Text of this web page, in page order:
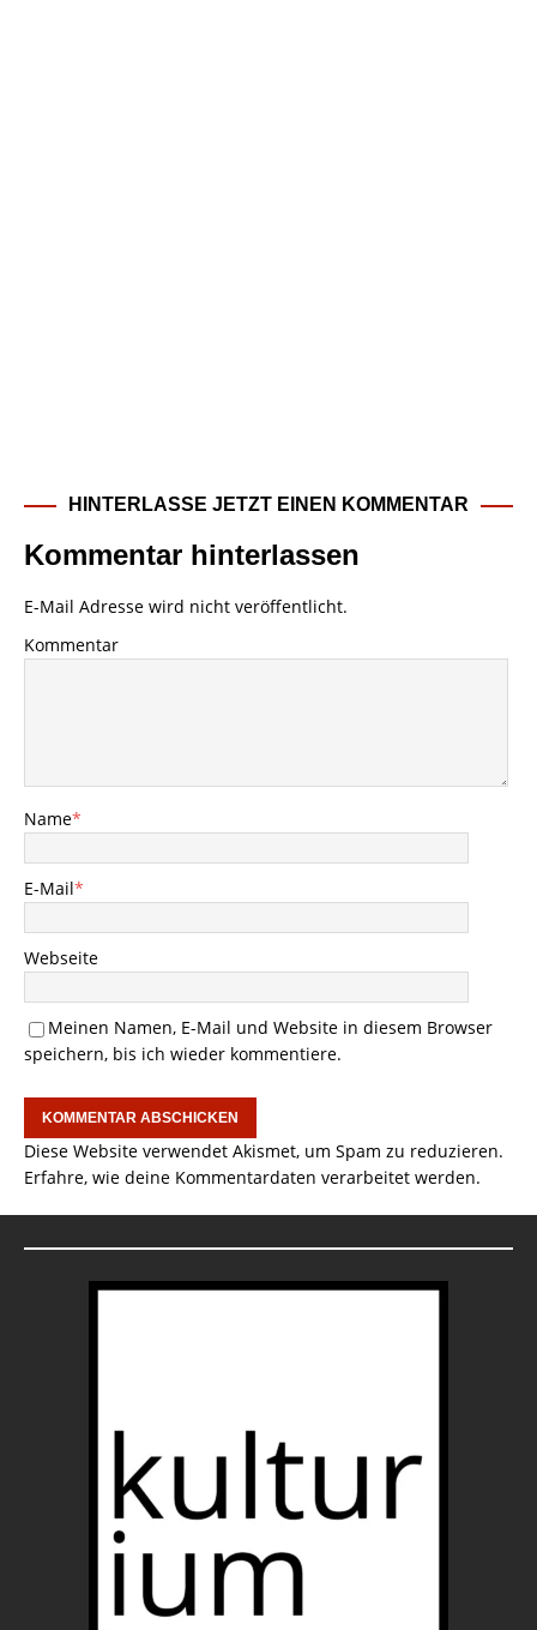
HINTERLASSE JETZT EINEN KOMMENTAR
Kommentar hinterlassen
E-Mail Adresse wird nicht veröffentlicht.
Kommentar
Name*
E-Mail*
Webseite
Meinen Namen, E-Mail und Website in diesem Browser
speichern, bis ich wieder kommentiere.
Diese Website verwendet Akismet, um Spam zu reduzieren.
Erfahre, wie deine Kommentardaten verarbeitet werden.